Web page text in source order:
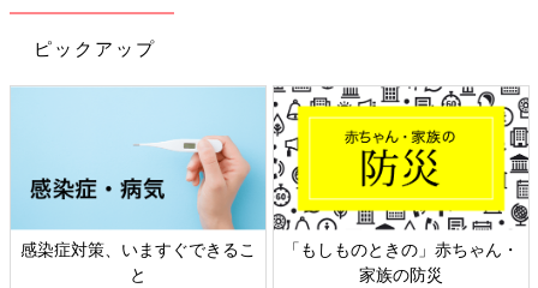
私も、両方の祖父母と曾祖父母から「何がいい？」と聞いていた
んと幸せですよね。気持ちだけで十分ではありつつも、ひいおば
あちゃんを除いては、全員お金をいただきました。ひいおばあち
ゃんからは、“実印”をプレゼントしていただきました。
【1歳でも意思があるようですよ】
自分の事ですが、おもちゃ売り場に行くたびに、触っていたもの
を1歳の誕生日にプレゼントされたようです。おおはしゃぎして
いる写真やビデオが残っています。5歳の時に壊れてゴミ置き場
ピックアップ
感染症対策、いますぐできるこ
と
「もしものときの」赤ちゃん・
家族の防災